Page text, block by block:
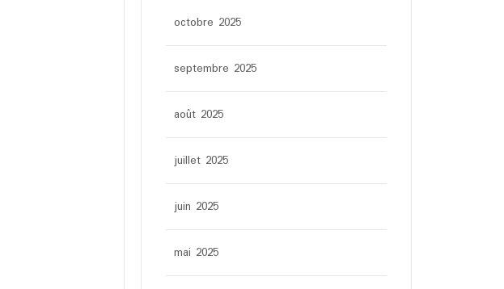
octobre 2025
septembre 2025
août 2025
juillet 2025
juin 2025
mai 2025